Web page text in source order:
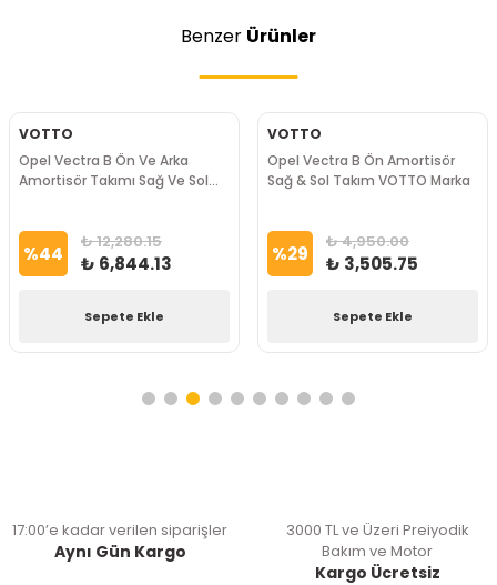
Benzer Ürünler
VOTTO
Opel Vectra B Ön Ve Arka
Amortisör Takımı Sağ Ve Sol
%44 ₺ 12,280.15
₺ 6,844.13
Sepete Ekle
VOTTO
Opel Vectra B Ön Amortisör
Sağ & Sol Takım VOTTO Marka
%29 ₺ 4,950.00
₺ 3,505.75
Sepete Ekle
17:00’e kadar verilen siparişler
Aynı Gün Kargo
3000 TL ve Üzeri Preiyodik
Bakım ve Motor
Kargo Ücretsiz